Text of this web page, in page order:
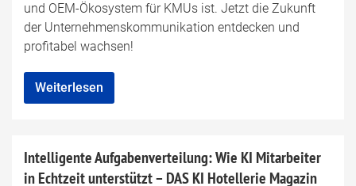
und OEM-Ökosystem für KMUs ist. Jetzt die Zukunft
der Unternehmenskommunikation entdecken und
profitabel wachsen!
Weiterlesen
Intelligente Aufgabenverteilung: Wie KI Mitarbeiter
in Echtzeit unterstützt – DAS KI Hotellerie Magazin